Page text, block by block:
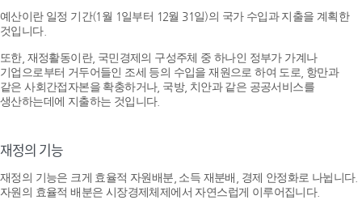
예산이란 일정 기간(1월 1일부터 12월 31일)의 국가 수입과 지출을 계획한
것입니다.
또한, 재정활동이란, 국민경제의 구성주체 중 하나인 정부가 가계나
기업으로부터 거두어들인 조세 등의 수입을 재원으로 하여 도로, 항만과
같은 사회간접자본을 확충하거나, 국방, 치안과 같은 공공서비스를
생산하는데에 지출하는 것입니다.
재정의 기능
재정의 기능은 크게 효율적 자원배분, 소득 재분배, 경제 안정화로 나뉩니다.
자원의 효율적 배분은 시장경제체제에서 자연스럽게 이루어집니다.